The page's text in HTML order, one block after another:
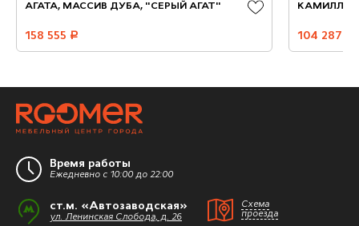
АГАТА, МАССИВ ДУБА, "СЕРЫЙ АГАТ"
158 555 руб.
КАМИЛЛА
104 287
Время работы
Ежедневно с 10:00 до 22:00
ст.м. «Автозаводская»
ул. Ленинская Слобода, д. 26
Схема
проезда